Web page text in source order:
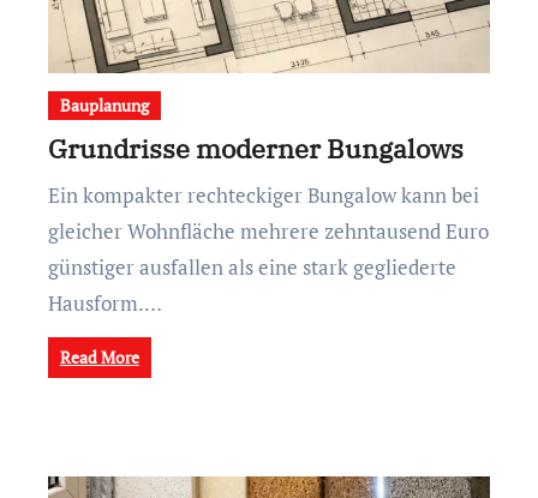
Bauplanung
Grundrisse moderner Bungalows
Ein kompakter rechteckiger Bungalow kann bei
gleicher Wohnfläche mehrere zehntausend Euro
günstiger ausfallen als eine stark gegliederte
Hausform.…
Read More